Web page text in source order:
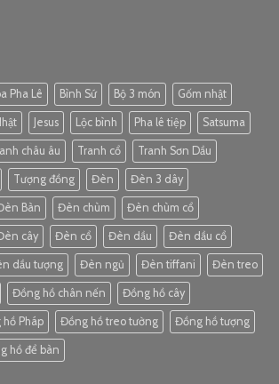
Pha Lê Bình Sứ Bộ 3 món Gốm nhật
Jesus Lộc bình Pha lê tiệp Satsuma
châu âu Tranh cổ Tranh Sơn Dầu
Tượng đồng Đèn Đèn 3 dây
Bàn Đèn chùm Đèn chùm cổ
cây Đèn cổ Đèn dầu Đèn dầu cổ
dầu tượng Đèn ngủ Đèn tiffani Đèn treo
Đồng hồ chân nến Đồng hồ cây
Pháp Đồng hồ treo tường Đồng hồ tượng
hồ để bàn